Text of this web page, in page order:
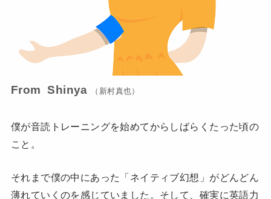
From Shinya （新村真也）
僕が音読トレーニングを始めてからしばらくたった頃の
こと。
それまで僕の中にあった「ネイティブ幻想」がどんどん
薄れていくのを感じていました。そして、確実に英語力